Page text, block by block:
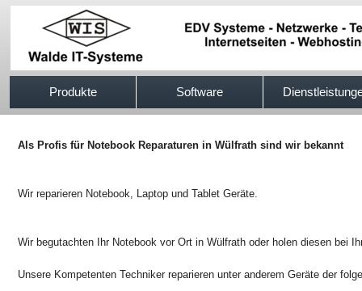
Produkte Software
Als Profis für Notebook Reparaturen in Wülfrath sind wir bekannt
Wir reparieren Notebook, Laptop und Tablet Geräte.
Wir begutachten Ihr Notebook vor Ort in Wülfrath oder holen diesen bei
Unsere Kompetenten Techniker reparieren unter anderem Geräte der